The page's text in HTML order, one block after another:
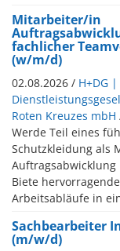
Mitarbeiter/in
fachlicher
(w/m/d)
02.08.2026 / H+DG
Roten Kreuzes mbH
Werde Teil eines
Schutzkleidung als
Biete
Arbeitsabläufe in
Sachbearbeiter
(m/w/d)